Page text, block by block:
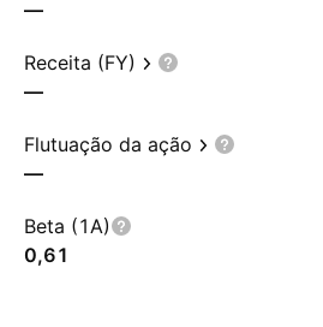
—
Receita (FY)
—
Flutuação da ação
—
Beta (1A)
0,61